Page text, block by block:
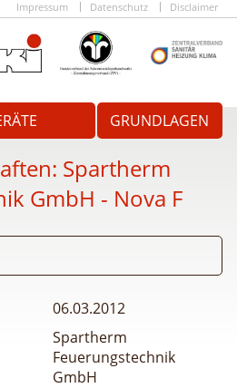
Impressum Datenschutz Disclaimer
GRUNDLAGEN
Spartherm
GmbH - Nova F
06.03.2012
Spartherm
Feuerungstechnik
GmbH